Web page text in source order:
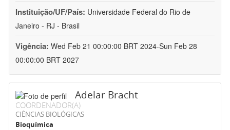
Instituição/UF/País: Universidade Federal do Rio de
Janeiro - RJ - Brasil
Vigência: Wed Feb 21 00:00:00 BRT 2024-Sun Feb 28
00:00:00 BRT 2027
Adelar Bracht
COORDENADOR(A)
CIÊNCIAS BIOLÓGICAS
Bioquímica